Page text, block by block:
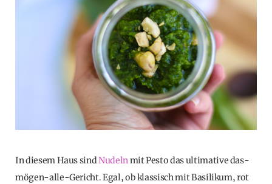
In diesem Haus sindNudelnmit Pesto das ultimative das-
mögen-alle-Gericht. Egal, ob klassisch mit Basilikum, rot